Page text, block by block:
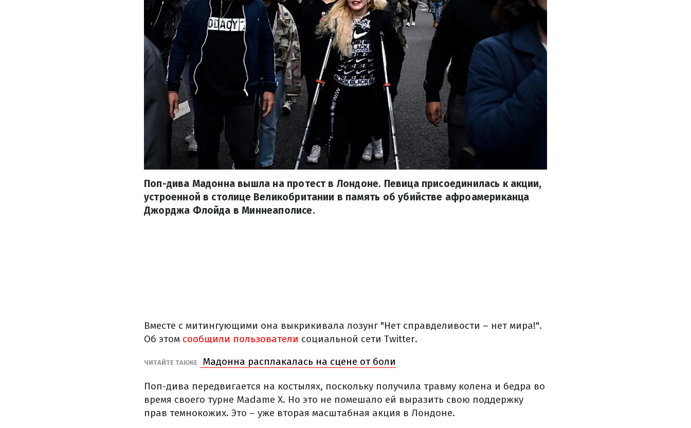
Поп-дива Мадонна вышла на протест в Лондоне. Певица присоединилась к акции,
устроенной в столице Великобритании в память об убийстве афроамериканца
Джорджа Флойда в Миннеаполисе.
Вместе с митингующими она выкрикивала лозунг "Нет справделивости – нет мира!".
Об этом сообщили пользователи социальной сети Twitter.
ЧИТАЙТЕ ТАКЖЕ Мадонна расплакалась на сцене от боли
Поп-дива передвигается на костылях, поскольку получила травму колена и бедра во
время своего турне Madame X. Но это не помешало ей выразить свою поддержку
прав темнокожих. Это – уже вторая масштабная акция в Лондоне.